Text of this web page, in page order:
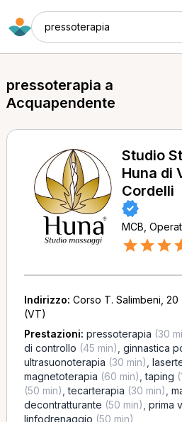
pressoterapia
pressoterapia a
Acquapendente
Studio
Huna di
Cordelli
MCB,
Indirizzo: Corso T. Salimbeni,
(VT)
Prestazioni: pressoterapia (30
di controllo (45 min) ginnastica
ultrasuonoterapia (30 min)
magnetoterapia (60 min) ,taping
(50 min) ,tecarterapia (30 min)
decontratturante (50 min) prima
linfodrenaggio (50 min)